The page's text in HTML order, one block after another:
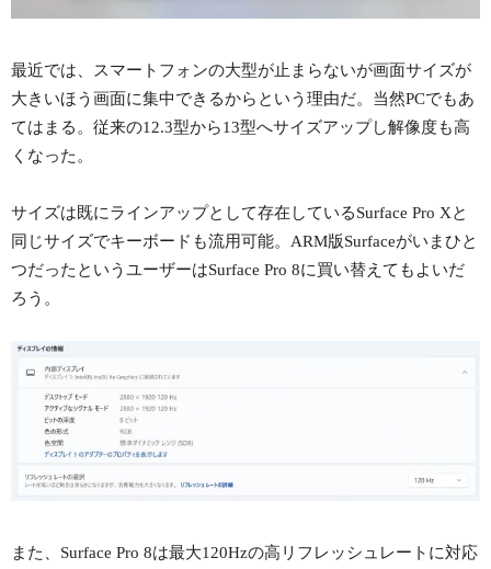
最近では、スマートフォンの大型が止まらないが画面サイズが
大きいほう画面に集中できるからという理由だ。当然PCでもあ
てはまる。従来の12.3型から13型へサイズアップし解像度も高
くなった。
サイズは既にラインアップとして存在しているSurface Pro Xと
同じサイズでキーボードも流用可能。ARM版Surfaceがいまひと
つだったというユーザーはSurface Pro 8に買い替えてもよいだ
ろう。
また、Surface Pro 8は最大120Hzの高リフレッシュレートに対応